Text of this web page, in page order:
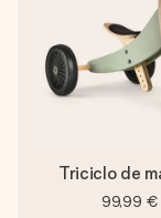
Triciclo de
99,99 €